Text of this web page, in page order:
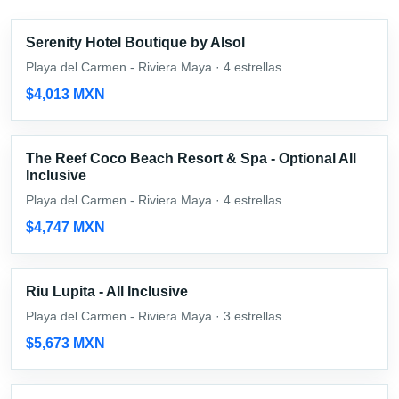
Serenity Hotel Boutique by Alsol
Playa del Carmen - Riviera Maya · 4 estrellas
$4,013 MXN
The Reef Coco Beach Resort & Spa - Optional All
Inclusive
Playa del Carmen - Riviera Maya · 4 estrellas
$4,747 MXN
Riu Lupita - All Inclusive
Playa del Carmen - Riviera Maya · 3 estrellas
$5,673 MXN